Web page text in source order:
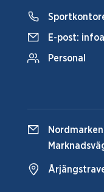
E-post:
Personal